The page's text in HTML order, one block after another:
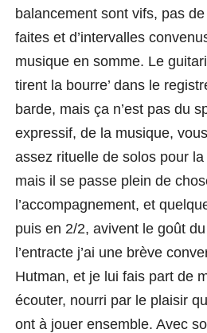
balancement sont vifs, pas
faites et d’intervalles
musique en somme. Le
tirent la bourre’ dans le
barde, mais ça n’est pas du
expressif, de la musique,
assez rituelle de solos pour
mais il se passe plein de
l’accompagnement, et
puis en 2/2, avivent le goût
l’entracte j’ai une brève
Hutman, et je lui fais part de
écouter, nourri par le plaisir
ont à jouer ensemble. Avec